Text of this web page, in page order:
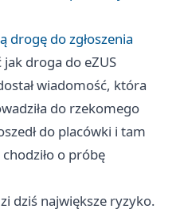
drogę do zgłoszenia
jak droga do eZUS
wiadomość, która
do rzekomego
do placówki i tam
o próbę
dziś największe ryzyko.